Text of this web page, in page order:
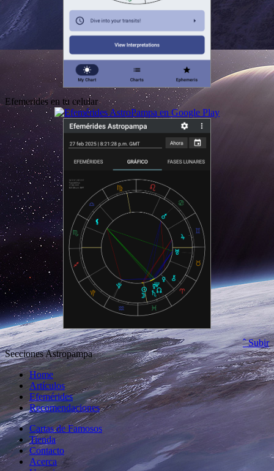
Efemerides en tu celular
ˆ Subir
Secciones Astropampa
Home
Artículos
Efemérides
Recomendaciones
Cartas de Famosos
Tienda
Contacto
Acerca